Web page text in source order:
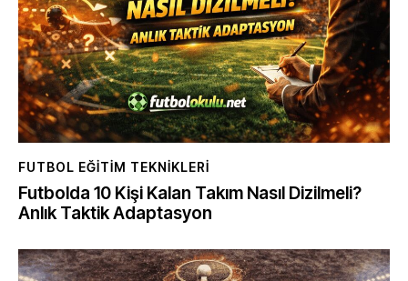
FUTBOL EĞITIM TEKNIKLERI
Futbolda 10 Kişi Kalan Takım Nasıl Dizilmeli?
Anlık Taktik Adaptasyon